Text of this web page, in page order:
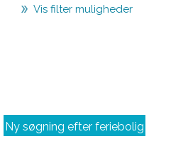
Vis filter muligheder
Ny søgning efter feriebolig